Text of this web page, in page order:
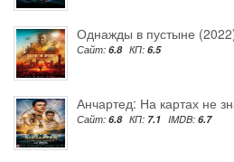
Однажды в пустыне
Сайт: 6.8 КП: 6.5
Анчартед: На картах не
Сайт: 6.8 КП: 7.1 IMDB: 6.7